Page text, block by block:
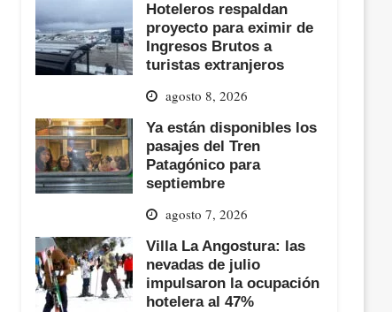
Hoteleros respaldan
proyecto para eximir de
Ingresos Brutos a
turistas extranjeros
agosto 8, 2026
Ya están disponibles los
pasajes del Tren
Patagónico para
septiembre
agosto 7, 2026
Villa La Angostura: las
nevadas de julio
impulsaron la ocupación
hotelera al 47%